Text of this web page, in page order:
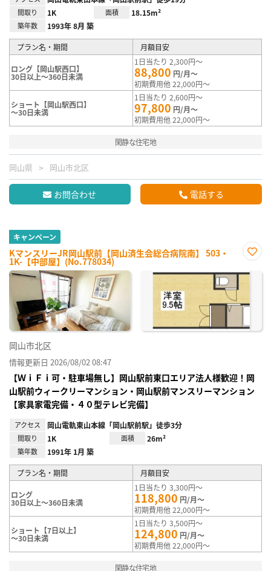
間取り 1K 面積 18.15m²
築年数 1993年 8月 築
プラン名・期間 月額目安
ロング【岡山駅西口】
30日以上～360日未満
1日当たり 2,300円～
88,800 円/月～
初期費用他 22,000円～
ショート【岡山駅西口】
～30日未満
1日当たり 2,600円～
97,800 円/月～
初期費用他 22,000円～
閑静な住宅地
岡山県 岡山市北区
お問合わせ 電話する
キャンペーン
KマンスリーJR岡山駅前【岡山済生会総合病院南】 503・
1K-【中部屋】(No.778034)
に入
り登
岡山市北区
情報更新日 2026/08/02 08:47
【ＷｉＦｉ可・駐車場無し】岡山駅前東口エリア法人様歓迎！岡
山駅前ウィークリーマンション・岡山駅前マンスリーマンション
【家具家電完備・４０型テレビ完備】
アクセス 岡山電軌東山本線「岡山駅前駅」徒歩3分
間取り 1K 面積 26m²
築年数 1991年 1月 築
プラン名・期間 月額目安
ロング
30日以上～360日未満
1日当たり 3,300円～
118,800 円/月～
初期費用他 22,000円～
ショート【7日以上】
～30日未満
1日当たり 3,500円～
124,800 円/月～
初期費用他 22,000円～
閑静な住宅地